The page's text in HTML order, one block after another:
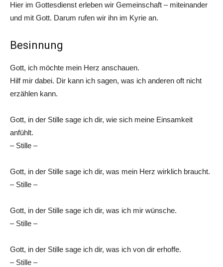
Hier im Gottesdienst erleben wir Gemeinschaft – miteinander
und mit Gott. Darum rufen wir ihn im Kyrie an.
Besinnung
Gott, ich möchte mein Herz anschauen.
Hilf mir dabei. Dir kann ich sagen, was ich anderen oft nicht
erzählen kann.
Gott, in der Stille sage ich dir, wie sich meine Einsamkeit
anfühlt.
– Stille –
Gott, in der Stille sage ich dir, was mein Herz wirklich braucht.
– Stille –
Gott, in der Stille sage ich dir, was ich mir wünsche.
– Stille –
Gott, in der Stille sage ich dir, was ich von dir erhoffe.
– Stille –